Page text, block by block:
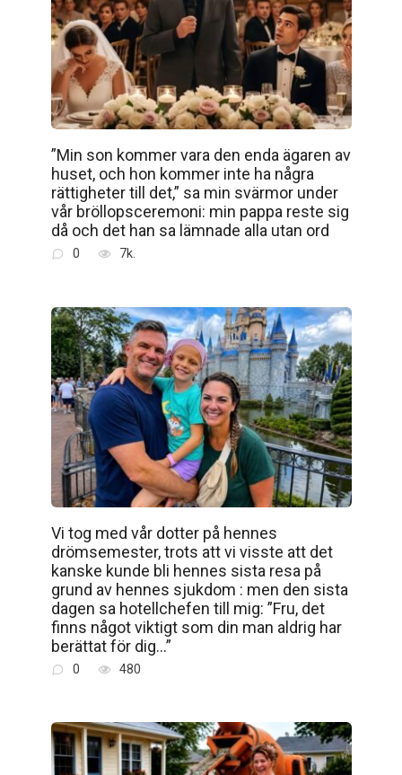
”Min son kommer vara den enda ägaren av
huset, och hon kommer inte ha några
rättigheter till det,” sa min svärmor under
vår bröllopsceremoni: min pappa reste sig
då och det han sa lämnade alla utan ord
0 7k.
Vi tog med vår dotter på hennes
drömsemester, trots att vi visste att det
kanske kunde bli hennes sista resa på
grund av hennes sjukdom : men den sista
dagen sa hotellchefen till mig: ”Fru, det
finns något viktigt som din man aldrig har
berättat för dig…”
0 480